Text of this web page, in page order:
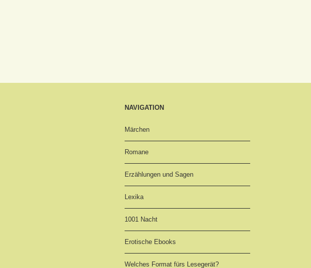
NAVIGATION
Märchen
Romane
Erzählungen und Sagen
Lexika
1001 Nacht
Erotische Ebooks
Welches Format fürs Lesegerät?